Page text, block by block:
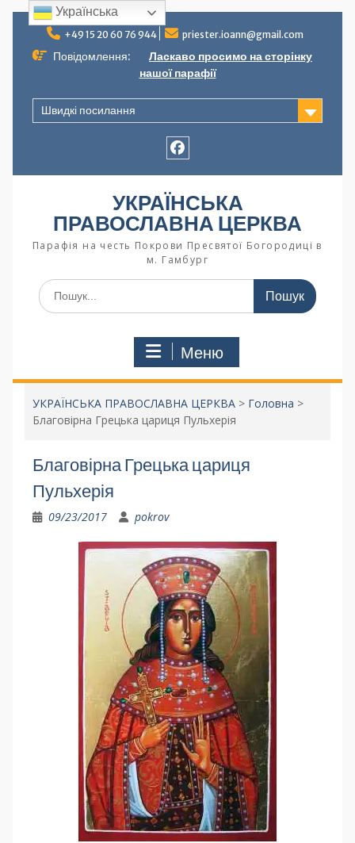
+49 15 20 60 76 944 priester.ioann@gmail.com
Повідомлення:
Ласкаво просимо на сторінку
нашої парафії
Швидкі посилання
УКРАЇНСЬКА
ПРАВОСЛАВНА ЦЕРКВА
Парафія на честь Покрови Пресвятої Богородиці в
м. Гамбург
Меню
УКРАЇНСЬКА ПРАВОСЛАВНА ЦЕРКВА> Головна >
Благовірна Грецька цариця Пульхерія
Благовірна Грецька цариця
Пульхерія
09/23/2017 pokrov
Українська